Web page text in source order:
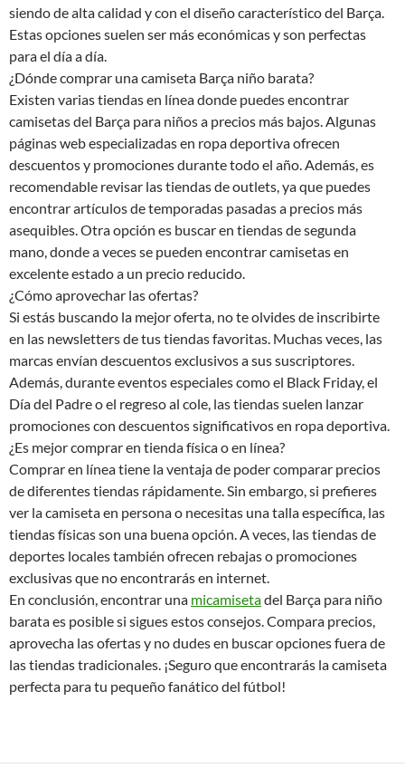
siendo de alta calidad y con el diseño característico del Barça.
Estas opciones suelen ser más económicas y son perfectas
para el día a día.
¿Dónde comprar una camiseta Barça niño barata?
Existen varias tiendas en línea donde puedes encontrar
camisetas del Barça para niños a precios más bajos. Algunas
páginas web especializadas en ropa deportiva ofrecen
descuentos y promociones durante todo el año. Además, es
recomendable revisar las tiendas de outlets, ya que puedes
encontrar artículos de temporadas pasadas a precios más
asequibles. Otra opción es buscar en tiendas de segunda
mano, donde a veces se pueden encontrar camisetas en
excelente estado a un precio reducido.
¿Cómo aprovechar las ofertas?
Si estás buscando la mejor oferta, no te olvides de inscribirte
en las newsletters de tus tiendas favoritas. Muchas veces, las
marcas envían descuentos exclusivos a sus suscriptores.
Además, durante eventos especiales como el Black Friday, el
Día del Padre o el regreso al cole, las tiendas suelen lanzar
promociones con descuentos significativos en ropa deportiva.
¿Es mejor comprar en tienda física o en línea?
Comprar en línea tiene la ventaja de poder comparar precios
de diferentes tiendas rápidamente. Sin embargo, si prefieres
ver la camiseta en persona o necesitas una talla específica, las
tiendas físicas son una buena opción. A veces, las tiendas de
deportes locales también ofrecen rebajas o promociones
exclusivas que no encontrarás en internet.
En conclusión, encontrar una micamisetadel Barça para niño
barata es posible si sigues estos consejos. Compara precios,
aprovecha las ofertas y no dudes en buscar opciones fuera de
las tiendas tradicionales. ¡Seguro que encontrarás la camiseta
perfecta para tu pequeño fanático del fútbol!